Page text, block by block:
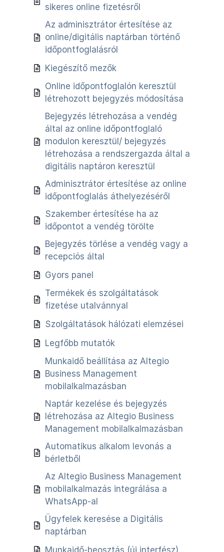
sikeres online fizetésről
Az adminisztrátor értesítése az
online/digitális naptárban történő
időpontfoglalásról
Kiegészítő mezők
Online időpontfoglalón keresztül
létrehozott bejegyzés módosítása
Bejegyzés létrehozása a vendég
által az online időpontfoglaló
modulon keresztül/ bejegyzés
létrehozása a rendszergazda által a
digitális naptáron keresztül
Adminisztrátor értesítése az online
időpontfoglalás áthelyezéséről
Szakember értesítése ha az
időpontot a vendég törölte
Bejegyzés törlése a vendég vagy a
recepciós által
Gyors panel
Termékek és szolgáltatások
fizetése utalvánnyal
Szolgáltatások hálózati elemzései
Legfőbb mutatók
Munkaidő beállítása az Altegio
Business Management
mobilalkalmazásban
Naptár kezelése és bejegyzés
létrehozása az Altegio Business
Management mobilalkalmazásban
Automatikus alkalom levonás a
bérletből
Az Altegio Business Management
mobilalkalmazás integrálása a
WhatsApp-al
Ügyfelek keresése a Digitális
naptárban
Munkaidő-beosztás (új interfész)